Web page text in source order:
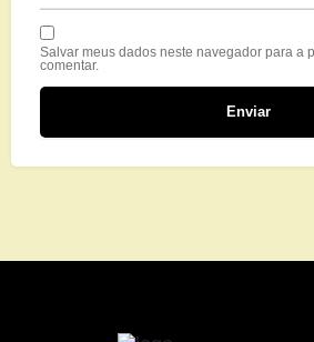
Salvar meus dados neste navegador para a
comentar.